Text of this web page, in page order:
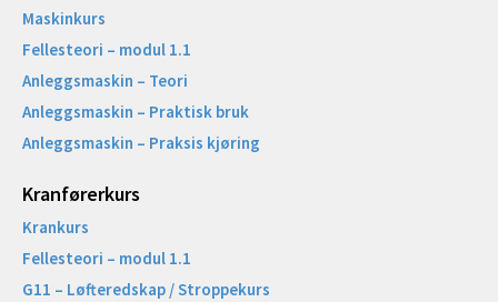
Maskinkurs
Fellesteori – modul 1.1
Anleggsmaskin – Teori
Anleggsmaskin – Praktisk bruk
Anleggsmaskin – Praksis kjøring
Kranførerkurs
Krankurs
Fellesteori – modul 1.1
G11 – Løfteredskap / Stroppekurs